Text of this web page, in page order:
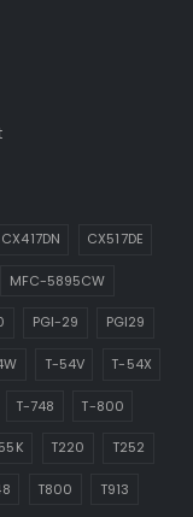
CX417DN CX517DE
MFC-5895CW
PGI-29 PGI29
T-54V T-54X
T-748 T-800
T220 T252
T800 T913